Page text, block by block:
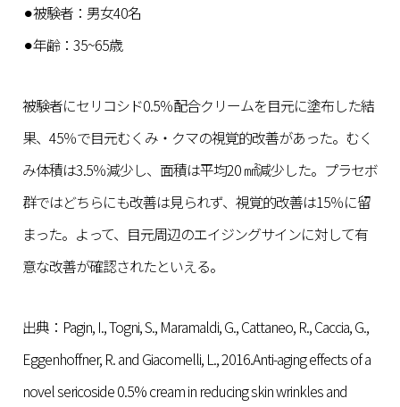
⚫︎被験者：男女40名
⚫︎年齢：35~65歳
被験者にセリコシド0.5％配合クリームを目元に塗布した結
果、45％で目元むくみ・クマの視覚的改善があった。むく
み体積は3.5％減少し、面積は平均20 ㎟減少した。プラセボ
群ではどちらにも改善は見られず、視覚的改善は15％に留
まった。よって、目元周辺のエイジングサインに対して有
意な改善が確認されたといえる。
出典：Pagin, I., Togni, S., Maramaldi, G., Cattaneo, R., Caccia, G.,
Eggenhoffner, R. and Giacomelli, L., 2016.Anti-aging effects of a
novel sericoside 0.5% cream in reducing skin wrinkles and